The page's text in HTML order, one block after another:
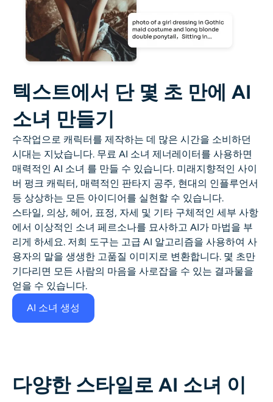
헤어스타일 체인저
AI 베이비
AI 필터
헤드샷 생성기 프로
AI 얼굴 사진 생성기
여권 사진 메이커
비디오 도구
비디오 효과
텍스트에서 단 몇 초 만에 AI
소녀 만들기
수작업으로 캐릭터를 제작하는 데 많은 시간을 소비하던
시대는 지났습니다. 무료 AI 소녀 제너레이터를 사용하면
매력적인 AI 소녀 를 만들 수 있습니다. 미래지향적인 사이
버 펑크 캐릭터, 매력적인 판타지 공주, 현대의 인플루언서
등 상상하는 모든 아이디어를 실현할 수 있습니다.
스타일, 의상, 헤어, 표정, 자세 및 기타 구체적인 세부 사항
에서 이상적인 소녀 페르소나를 묘사하고 AI가 마법을 부
리게 하세요. 저희 도구는 고급 AI 알고리즘을 사용하여 사
용자의 말을 생생한 고품질 이미지로 변환합니다. 몇 초만
기다리면 모든 사람의 마음을 사로잡을 수 있는 결과물을
얻을 수 있습니다.
AI 소녀 생성
다양한 스타일로 AI 소녀 이